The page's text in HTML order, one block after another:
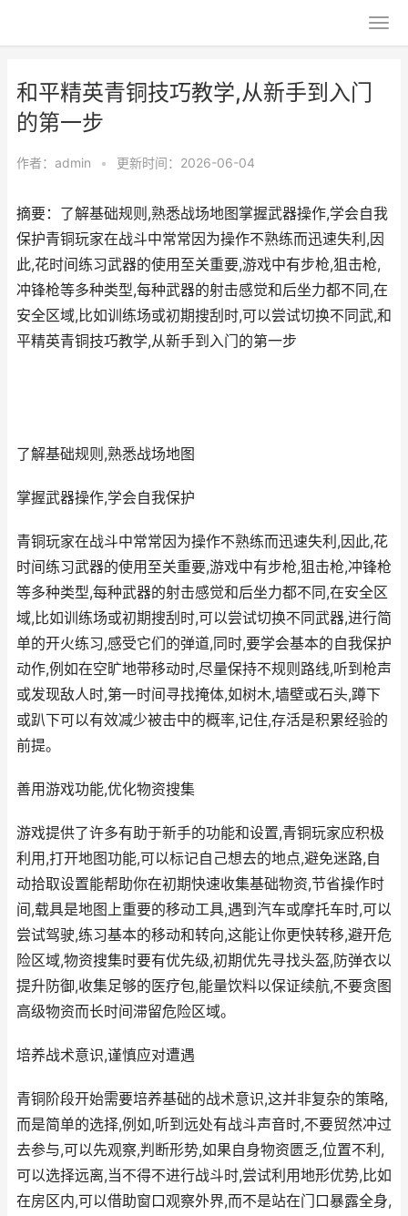
和平精英青铜技巧教学,从新手到入门
的第一步
作者： admin • 更新时间：2026-06-04
摘要：了解基础规则,熟悉战场地图掌握武器操作,学会自我
保护青铜玩家在战斗中常常因为操作不熟练而迅速失利,因
此,花时间练习武器的使用至关重要,游戏中有步枪,狙击枪,
冲锋枪等多种类型,每种武器的射击感觉和后坐力都不同,在
安全区域,比如训练场或初期搜刮时,可以尝试切换不同武,和
平精英青铜技巧教学,从新手到入门的第一步
了解基础规则,熟悉战场地图
掌握武器操作,学会自我保护
青铜玩家在战斗中常常因为操作不熟练而迅速失利,因此,花
时间练习武器的使用至关重要,游戏中有步枪,狙击枪,冲锋枪
等多种类型,每种武器的射击感觉和后坐力都不同,在安全区
域,比如训练场或初期搜刮时,可以尝试切换不同武器,进行简
单的开火练习,感受它们的弹道,同时,要学会基本的自我保护
动作,例如在空旷地带移动时,尽量保持不规则路线,听到枪声
或发现敌人时,第一时间寻找掩体,如树木,墙壁或石头,蹲下
或趴下可以有效减少被击中的概率,记住,存活是积累经验的
前提。
善用游戏功能,优化物资搜集
游戏提供了许多有助于新手的功能和设置,青铜玩家应积极
利用,打开地图功能,可以标记自己想去的地点,避免迷路,自
动拾取设置能帮助你在初期快速收集基础物资,节省操作时
间,载具是地图上重要的移动工具,遇到汽车或摩托车时,可以
尝试驾驶,练习基本的移动和转向,这能让你更快转移,避开危
险区域,物资搜集时要有优先级,初期优先寻找头盔,防弹衣以
提升防御,收集足够的医疗包,能量饮料以保证续航,不要贪图
高级物资而长时间滞留危险区域。
培养战术意识,谨慎应对遭遇
青铜阶段开始需要培养基础的战术意识,这并非复杂的策略,
而是简单的选择,例如,听到远处有战斗声音时,不要贸然冲过
去参与,可以先观察,判断形势,如果自身物资匮乏,位置不利,
可以选择远离,当不得不进行战斗时,尝试利用地形优势,比如
在房区内,可以借助窗口观察外界,而不是站在门口暴露全身,